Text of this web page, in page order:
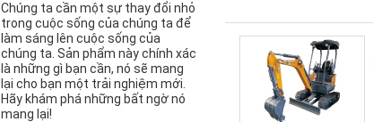
Chúng ta cần một sự thay đổi nhỏ
trong cuộc sống của chúng ta để
làm sáng lên cuộc sống của
chúng ta. Sản phẩm này chính xác
là những gì bạn cần, nó sẽ mang
lại cho bạn một trải nghiệm mới.
Hãy khám phá những bất ngờ nó
mang lại!